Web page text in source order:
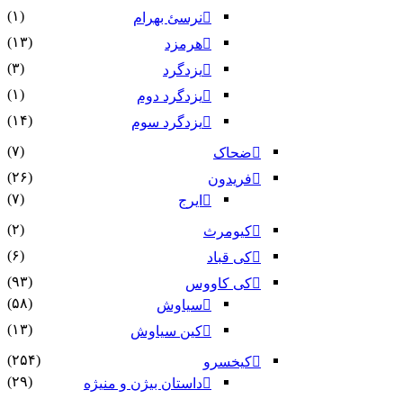
نرسئ بهرام‏
(۱)
هرمزد
(۱۳)
یزدگرد
(۳)
یزدگرد دوم
(۱)
یزدگرد سوم
(۱۴)
ضحاک
(۷)
فریدون
(۲۶)
ایرج
(۷)
کیومرث
(۲)
کی قباد
(۶)
کی کاووس
(۹۳)
سیاوش
(۵۸)
کین سیاوش
(۱۳)
کیخسرو
(۲۵۴)
داستان بیژن و منیژه
(۲۹)